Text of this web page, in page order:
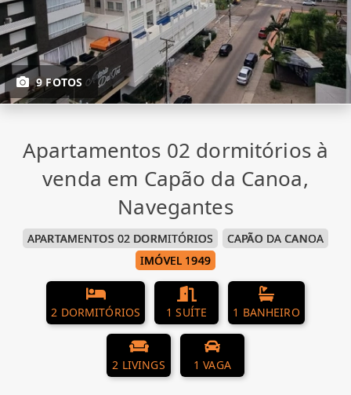
9 FOTOS
Apartamentos 02 dormitórios à
venda em Capão da Canoa,
Navegantes
APARTAMENTOS 02 DORMITÓRIOS
CAPÃO DA CANOA
IMÓVEL 1949
2 DORMITÓRIOS 1 SUÍTE 1 BANHEIRO
2 LIVINGS 1 VAGA